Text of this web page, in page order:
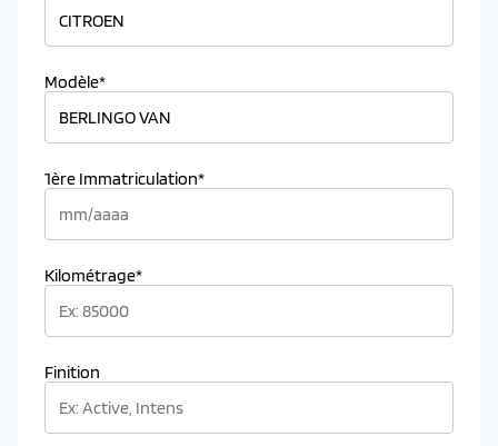
Modèle*
1ère Immatriculation*
Kilométrage*
Finition